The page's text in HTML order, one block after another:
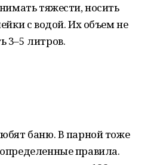
тяжести, носить
с водой. Их объем не
3–5 литров.
баню. В парной тоже
правила.